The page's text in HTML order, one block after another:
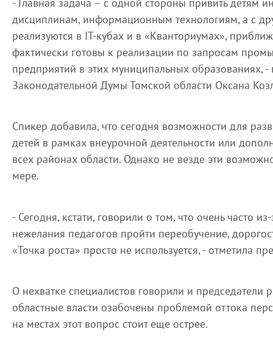
дисциплинам, информационным технологиям, а с
реализуются в IT-кубах и в «Кванториумах»,
фактически готовы к реализации по запросам
предприятий в этих муниципальных образованиях, -
Законодательной Думы Томской области Оксана
Спикер добавила, что сегодня возможности для
детей в рамках внеурочной деятельности или
всех районах области. Однако не везде эти
мере.
- Сегодня, кстати, говорили о том, что очень часто
нежелания педагогов пройти переобучение,
«Точка роста» просто не используется, - отметила
О нехватке специалистов говорили и
областные власти озабочены проблемой оттока
на местах этот вопрос стоит еще острее.